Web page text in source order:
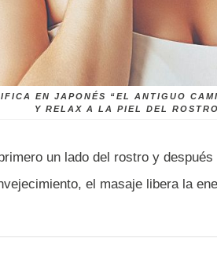
EN JAPONÉS “EL ANTIGUO
Y RELAX A LA PIEL DEL
un lado del rostro y
el masaje libera la